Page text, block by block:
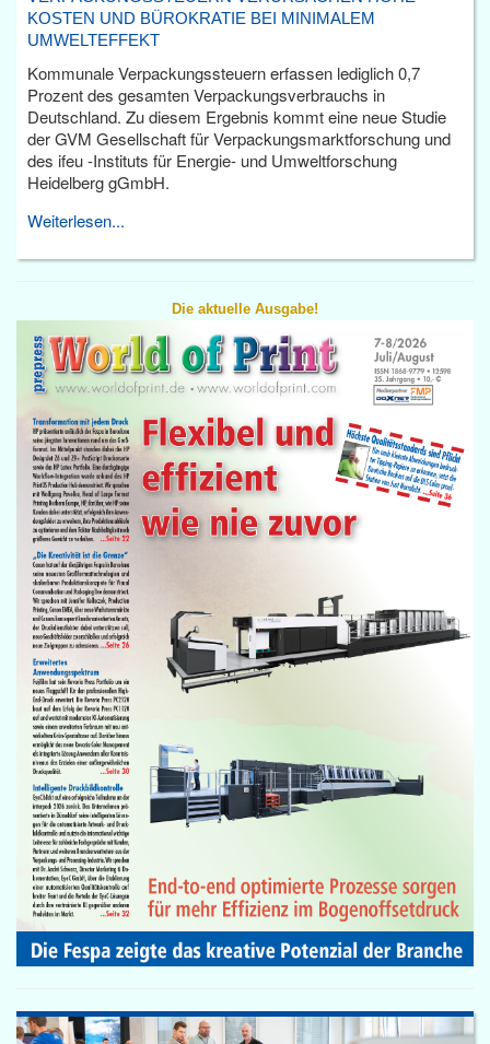
KOSTEN UND BÜROKRATIE BEI MINIMALEM
UMWELTEFFEKT
Kommunale Verpackungssteuern erfassen lediglich 0,7
Prozent des gesamten Verpackungsverbrauchs in
Deutschland. Zu diesem Ergebnis kommt eine neue Studie
der GVM Gesellschaft für Verpackungsmarktforschung und
des ifeu -Instituts für Energie- und Umweltforschung
Heidelberg gGmbH.
Weiterlesen...
Die aktuelle Ausgabe!